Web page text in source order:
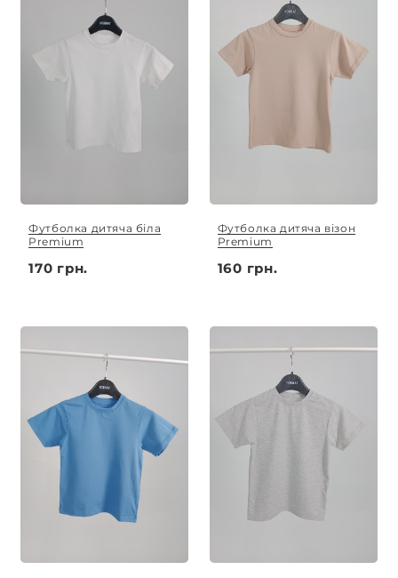
Футболка дитяча біла
Premium
170 грн.
Футболка дитяча візон
Premium
160 грн.